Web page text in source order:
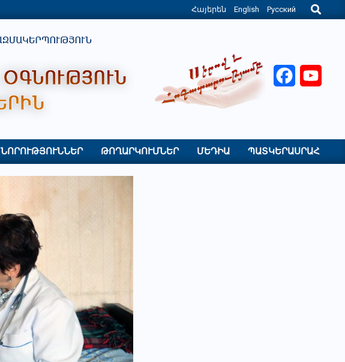
Հայերեն English Русский
Search
Facebook
ՆՈՐՈՒԹՅՈՒՆՆԵՐ ԹՈՂԱՐԿՈՒՄՆԵՐ ՄԵԴԻԱ ՊԱՏԿԵՐԱՍՐԱՀ